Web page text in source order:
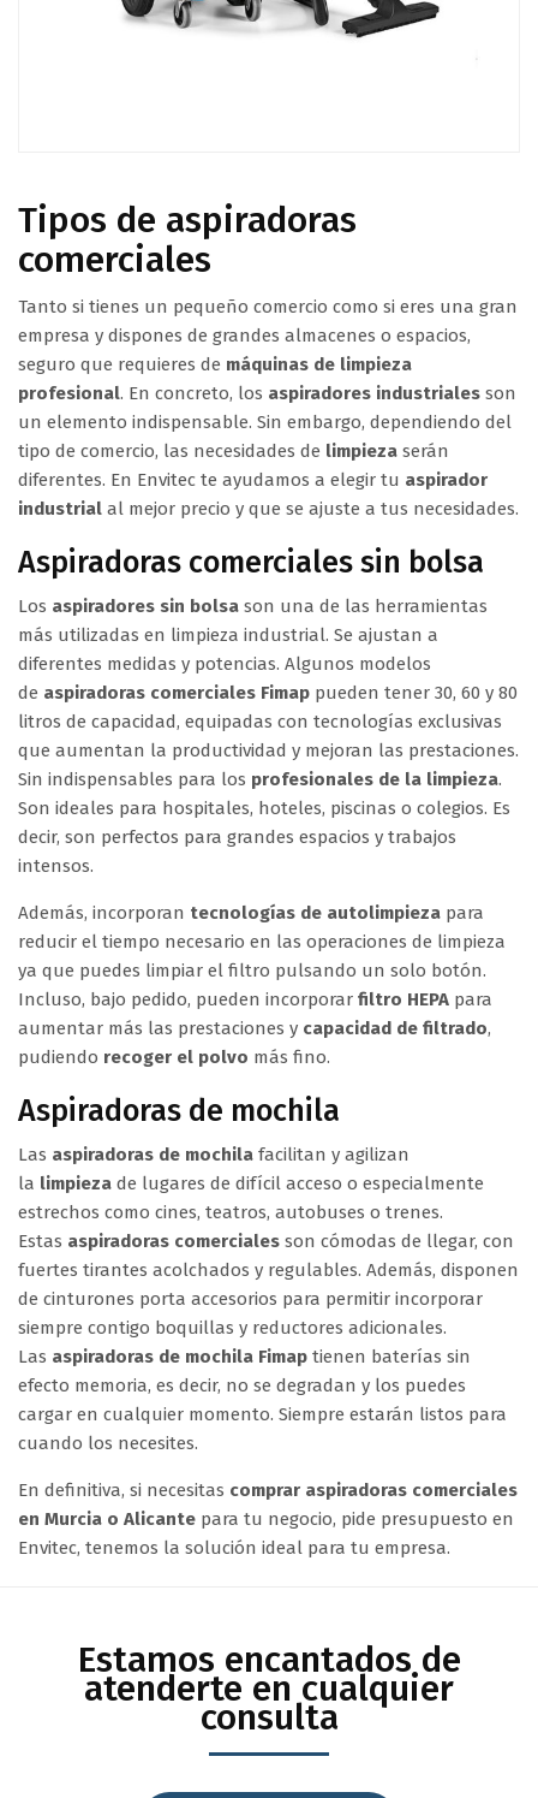
Tipos de aspiradoras
comerciales
Tanto si tienes un pequeño comercio como si eres una gran
empresa y dispones de grandes almacenes o espacios,
seguro que requieres de máquinas de limpieza
profesional. En concreto, los aspiradores industriales son
un elemento indispensable. Sin embargo, dependiendo del
tipo de comercio, las necesidades de limpieza serán
diferentes. En Envitec te ayudamos a elegir tu aspirador
industrial al mejor precio y que se ajuste a tus necesidades.
Aspiradoras comerciales sin bolsa
Los aspiradores sin bolsa son una de las herramientas
más utilizadas en limpieza industrial. Se ajustan a
diferentes medidas y potencias. Algunos modelos
de aspiradoras comerciales Fimap pueden tener 30, 60 y 80
litros de capacidad, equipadas con tecnologías exclusivas
que aumentan la productividad y mejoran las prestaciones.
Sin indispensables para los profesionales de la limpieza.
Son ideales para hospitales, hoteles, piscinas o colegios. Es
decir, son perfectos para grandes espacios y trabajos
intensos.
Además, incorporan tecnologías de autolimpieza para
reducir el tiempo necesario en las operaciones de limpieza
ya que puedes limpiar el filtro pulsando un solo botón.
Incluso, bajo pedido, pueden incorporar filtro HEPA para
aumentar más las prestaciones y capacidad de filtrado,
pudiendo recoger el polvo más fino.
Aspiradoras de mochila
Las aspiradoras de mochila facilitan y agilizan
la limpieza de lugares de difícil acceso o especialmente
estrechos como cines, teatros, autobuses o trenes.
Estas aspiradoras comerciales son cómodas de llegar, con
fuertes tirantes acolchados y regulables. Además, disponen
de cinturones porta accesorios para permitir incorporar
siempre contigo boquillas y reductores adicionales.
Las aspiradoras de mochila Fimap tienen baterías sin
efecto memoria, es decir, no se degradan y los puedes
cargar en cualquier momento. Siempre estarán listos para
cuando los necesites.
En definitiva, si necesitas comprar aspiradoras comerciales
en Murcia o Alicante para tu negocio, pide presupuesto en
Envitec, tenemos la solución ideal para tu empresa.
Estamos encantados de
atenderte en cualquier
consulta